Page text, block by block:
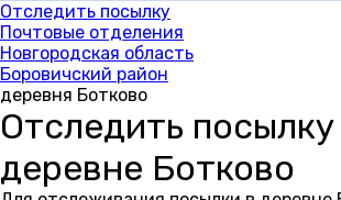
Отследить посылку
Почтовые отделения
Новгородская область
Боровичский район
деревня Ботково
Отследить посылку
деревне Ботково